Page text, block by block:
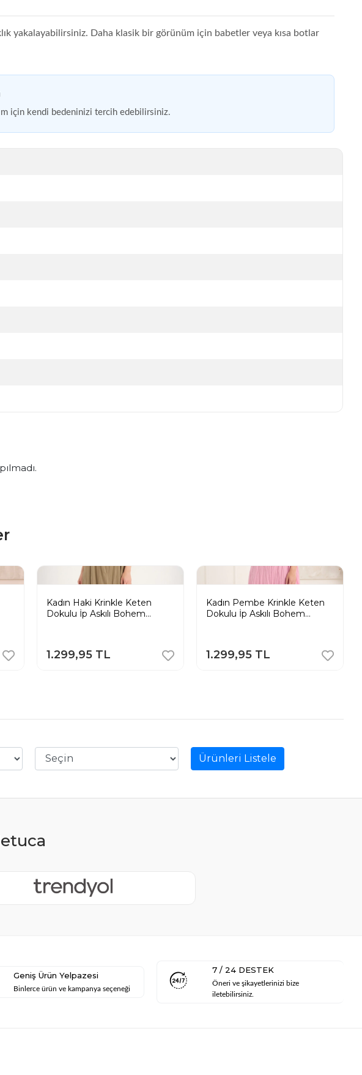
yakalayabilirsiniz. Daha klasik bir görünüm için babetler veya kısa botlar
için kendi bedeninizi tercih edebilirsiniz.
Kadın Haki Krinkle Keten
Dokulu İp Askılı Bohem
1.299,95 TL
Kadın Pembe Krinkle Keten
Dokulu İp Askılı Bohem
1.299,95 TL
Ürünleri Listele
Geniş Ürün Yelpazesi
Binlerce ürün ve kampanya seçeneği
7 / 24 DESTEK
Öneri ve şikayetlerinizi bize
iletebilirsiniz.